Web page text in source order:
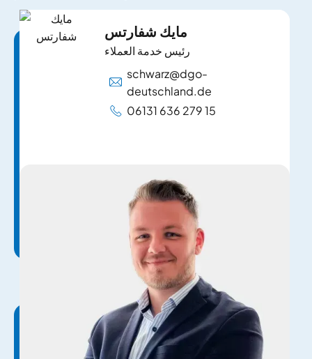
مايك شفارتس
رئيس خدمة العملاء
schwarz@dgo-
deutschland.de
06131 636 279 15